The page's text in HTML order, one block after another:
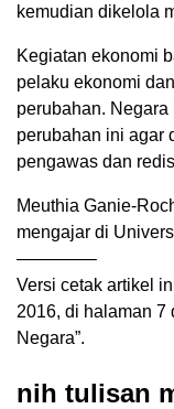
kemudian dikelola
Kegiatan ekonomi
pelaku ekonomi
perubahan.
perubahan ini agar
pengawas dan
Meuthia Ganie-
mengajar di
————–
Versi cetak artikel
2016, di halaman 7
Negara”.
nih tulisan